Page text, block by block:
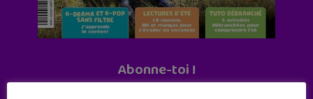
Abonne-toi !